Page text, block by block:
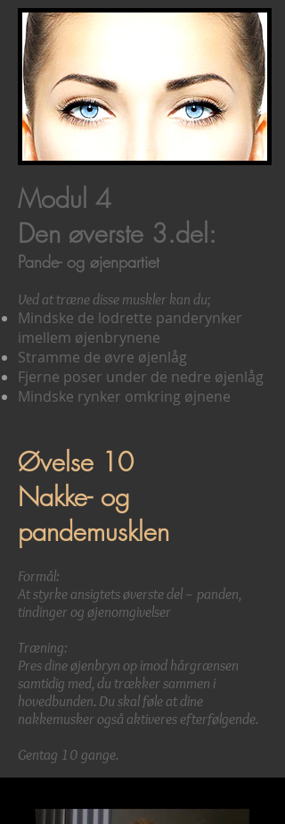
Modul 4
Den øverste 3.del:
Pande- og øjenpartiet
Ved at træne disse muskler kan du;
Mindske de lodrette panderynker
imellem øjenbrynene
Stramme de øvre øjenlåg
Fjerne poser under de nedre øjenlåg
Mindske rynker omkring øjnene
Øvelse 10
Nakke- og
pandemusklen
Formål:
At styrke ansigtets øverste del – panden,
tindinger og øjenomgivelser
Træning:
Pres dine øjenbryn op imod hårgrænsen
samtidig med, du trækker sammen i
hovedbunden. Du skal føle at dine
nakkemusker også aktiveres efterfølgende.
Gentag 10 gange.